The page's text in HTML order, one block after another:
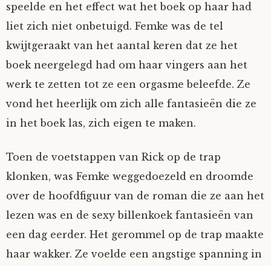
speelde en het effect wat het boek op haar had
liet zich niet onbetuigd. Femke was de tel
kwijtgeraakt van het aantal keren dat ze het
boek neergelegd had om haar vingers aan het
werk te zetten tot ze een orgasme beleefde. Ze
vond het heerlijk om zich alle fantasieën die ze
in het boek las, zich eigen te maken.
Toen de voetstappen van Rick op de trap
klonken, was Femke weggedoezeld en droomde
over de hoofdfiguur van de roman die ze aan het
lezen was en de sexy billenkoek fantasieën van
een dag eerder. Het gerommel op de trap maakte
haar wakker. Ze voelde een angstige spanning in